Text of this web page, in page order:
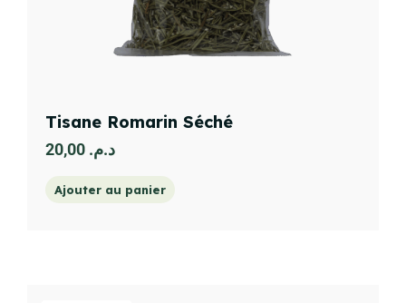
Tisane Romarin Séché
د.م.
Ajouter au panier